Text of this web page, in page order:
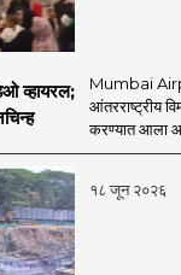
व्हायरल;
Mumbai
आंतरराष्ट्रीय
करण्यात आला
१८ जून २०२६